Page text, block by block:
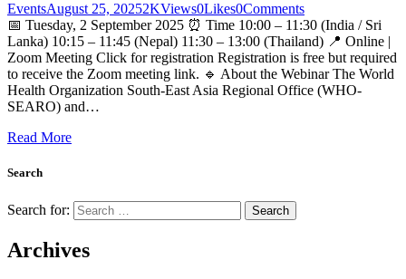
EventsAugust 25, 20252KViews0Likes0Comments
📅 Tuesday, 2 September 2025 ⏰ Time 10:00 – 11:30 (India / Sri
Lanka) 10:15 – 11:45 (Nepal) 11:30 – 13:00 (Thailand) 📍 Online |
Zoom Meeting Click for registration Registration is free but required
to receive the Zoom meeting link. 🔹 About the Webinar The World
Health Organization South-East Asia Regional Office (WHO-
SEARO) and…
Read More
Search
Search for:
Archives